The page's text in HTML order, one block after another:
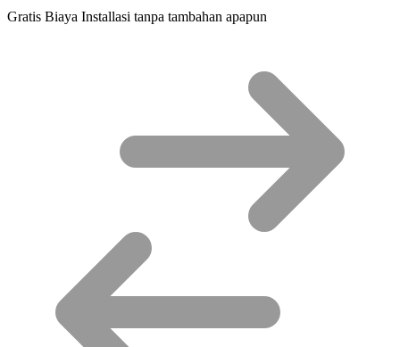
Gratis Biaya Installasi tanpa tambahan apapun